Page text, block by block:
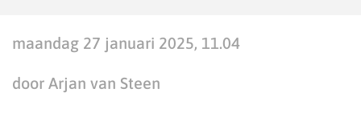
maandag 27 januari 2025, 11.04
door Arjan van Steen